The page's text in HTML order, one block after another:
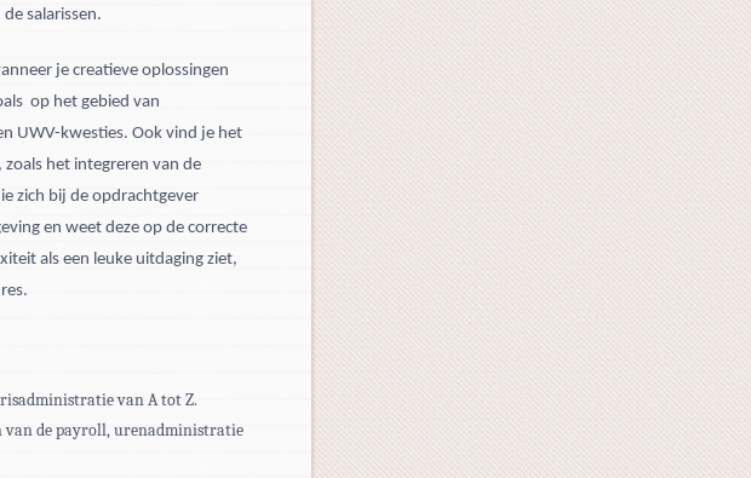
salarissen.
je creatieve oplossingen
op het gebied van
UWV-kwesties. Ook vind je het
het integreren van de
zich bij de opdrachtgever
en weet deze op de correcte
als een leuke uitdaging ziet,
van A tot Z.
van de payroll, urenadministratie